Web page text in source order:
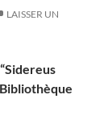
LAISSER UN